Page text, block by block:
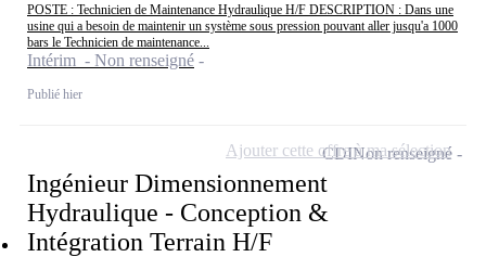
POSTE : Technicien de Maintenance Hydraulique H/F DESCRIPTION : Dans une
usine qui a besoin de maintenir un système sous pression pouvant aller jusqu'a 1000
bars le Technicien de maintenance...
Intérim - Non renseigné
Publié hier
Ingénieur Dimensionnement
Hydraulique - Conception &
Intégration Terrain H/F
CDINon renseigné
Ajouter cette offre à ma sélection